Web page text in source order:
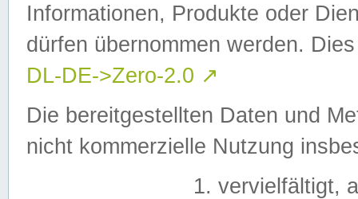
Informationen, Produkte oder
dürfen übernommen werden.
DL-DE->Zero-2.0 ↗
Die bereitgestellten Daten und
nicht kommerzielle Nutzung
vervielfältigt,